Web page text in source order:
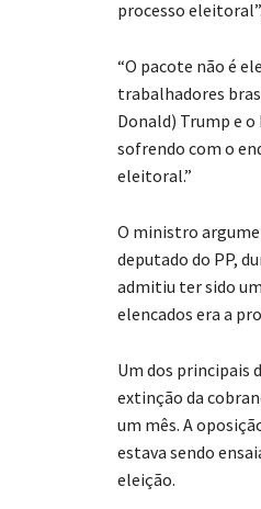
processo eleitoral”.
“O pacote não é
trabalhadores
Donald) Trump e
sofrendo com o
eleitoral.”
O ministro
deputado do PP,
admitiu ter sido
elencados era a
Um dos principais
extinção da
um mês. A
estava sendo
eleição.